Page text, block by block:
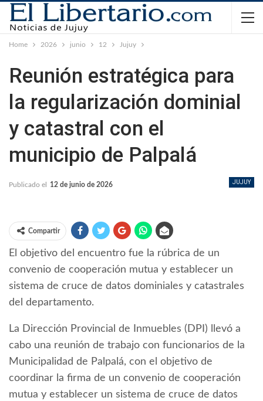
Home 2026 junio 12 Jujuy
Reunión estratégica para
la regularización dominial
y catastral con el
municipio de Palpalá
JUJUY
Publicado el 12 de junio de 2026
Compartir
El objetivo del encuentro fue la rúbrica de un
convenio de cooperación mutua y establecer un
sistema de cruce de datos dominiales y catastrales
del departamento.
La Dirección Provincial de Inmuebles (DPI) llevó a
cabo una reunión de trabajo con funcionarios de la
Municipalidad de Palpalá, con el objetivo de
coordinar la firma de un convenio de cooperación
mutua y establecer un sistema de cruce de datos